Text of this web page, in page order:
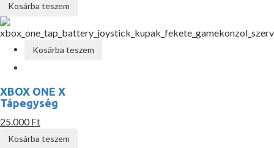
Kosárba teszem
Kosárba teszem
XBOX ONE X
Tápegység
25.000 Ft
Kosárba teszem